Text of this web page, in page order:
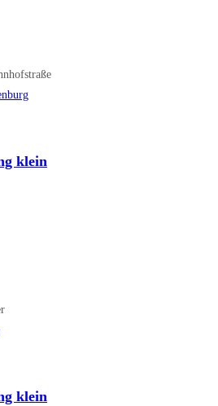
klein
klein